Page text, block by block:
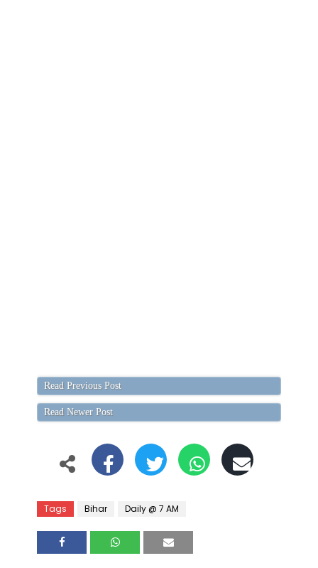
Read Previous Post
Read Newer Post
Tags Bihar Daily @ 7 AM